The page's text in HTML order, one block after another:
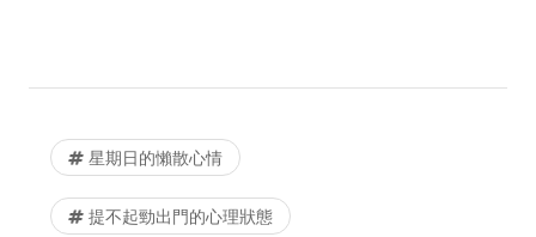
星期日的懶散心情
提不起勁出門的心理狀態